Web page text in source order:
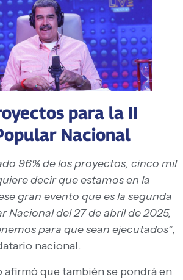
para la II
Nacional
96% de los proyectos, cinco mil
decir que estamos en la
gran evento que es la segunda
Nacional del 27 de abril de 2025,
para que sean ejecutados”,
nacional.
afirmó que también se pondrá en